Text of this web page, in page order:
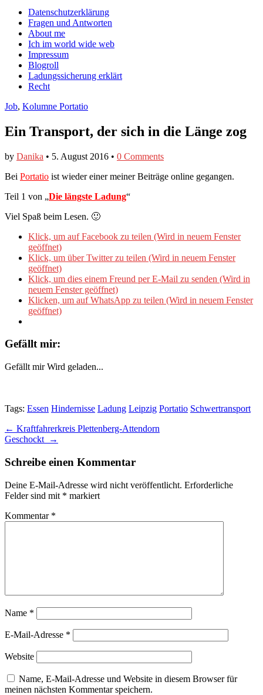
Facebook
anzeigen
Twitter
anzeigen
auf
Instagram
anzeigen
Main
menu
Skip
content
Datenschutzerklärung
Fragen und Antworten
About me
Ich im world wide web
Impressum
Blogroll
Ladungssicherung erklärt
Recht
Job, Kolumne Portatio
Ein Transport, der sich in die Länge zog
by Danika • 5. August 2016 • 0 Comments
Bei Portatio ist wieder einer meiner Beiträge online gegangen.
Teil 1 von „Die längste Ladung“
Viel Spaß beim Lesen. 🙂
Klick, um auf Facebook zu teilen (Wird in neuem Fenster
geöffnet)
Klick, um über Twitter zu teilen (Wird in neuem Fenster
geöffnet)
Klick, um dies einem Freund per E-Mail zu senden (Wird in
neuem Fenster geöffnet)
Klicken, um auf WhatsApp zu teilen (Wird in neuem Fenster
geöffnet)
Gefällt mir:
Gefällt mir Wird geladen...
Tags: Essen Hindernisse Ladung Leipzig Portatio Schwertransport
Post
navigation
← Kraftfahrerkreis Plettenberg-Attendorn
Geschockt →
Schreibe einen Kommentar
Deine E-Mail-Adresse wird nicht veröffentlicht. Erforderliche
Felder sind mit * markiert
Kommentar *
Name *
E-Mail-Adresse *
Website
Name, E-Mail-Adresse und Website in diesem Browser für
meinen nächsten Kommentar speichern.